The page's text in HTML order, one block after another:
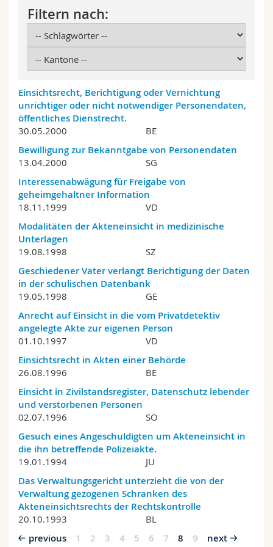
Math.-Nat. und Med. Fak.
Interfakultär
Mitarbeitende
Doktorierende
Webmail
Vorlesungsverzeichnis
Filtern nach:
Einsichtsrecht, Berichtigung oder Vernichtung
unrichtiger oder nicht notwendiger Personendaten,
öffentliches Dienstrecht.
30.05.2000 BE
Bewilligung zur Bekanntgabe von Personendaten
13.04.2000 SG
Interessenabwägung für Freigabe von
geheimgehaltner Information
18.11.1999 VD
Modalitäten der Akteneinsicht in medizinische
Unterlagen
19.08.1998 SZ
Geschiedener Vater verlangt Berichtigung der Daten
in der schulischen Datenbank
19.05.1998 GE
Anrecht auf Einsicht in die vom Privatdetektiv
angelegte Akte zur eigenen Person
01.10.1997 VD
Einsichtsrecht in Akten einer Behörde
26.08.1996 BE
Einsicht in Zivilstandsregister, Datenschutz lebender
und verstorbenen Personen
02.07.1996 SO
Gesuch eines Angeschuldigten um Akteneinsicht in
die ihn betreffende Polizeiakte.
19.01.1994 JU
Das Verwaltungsgericht unterzieht die von der
Verwaltung gezogenen Schranken des
Akteneinsichtsrechts der Rechtskontrolle
20.10.1993 BL
previous 1 2 3 4 5 6 7 8 9 next